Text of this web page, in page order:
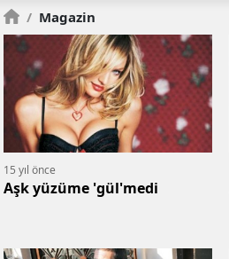
/ Magazin
15 yıl önce
Aşk yüzüme 'gül'medi